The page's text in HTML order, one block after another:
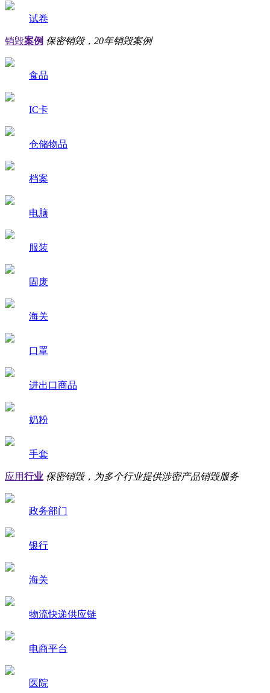
试卷
销毁案例 保密销毁，20年销毁案例
食品
IC卡
仓储物品
档案
电脑
服装
固废
海关
口罩
进出口商品
奶粉
手套
应用行业 保密销毁，为多个行业提供涉密产品销毁服务
政务部门
银行
海关
物流快递供应链
电商平台
医院